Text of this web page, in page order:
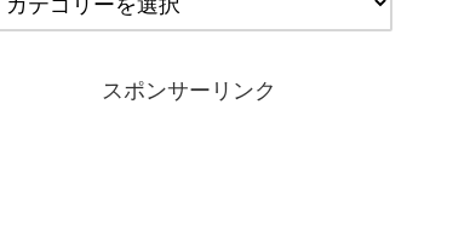
スポンサーリンク